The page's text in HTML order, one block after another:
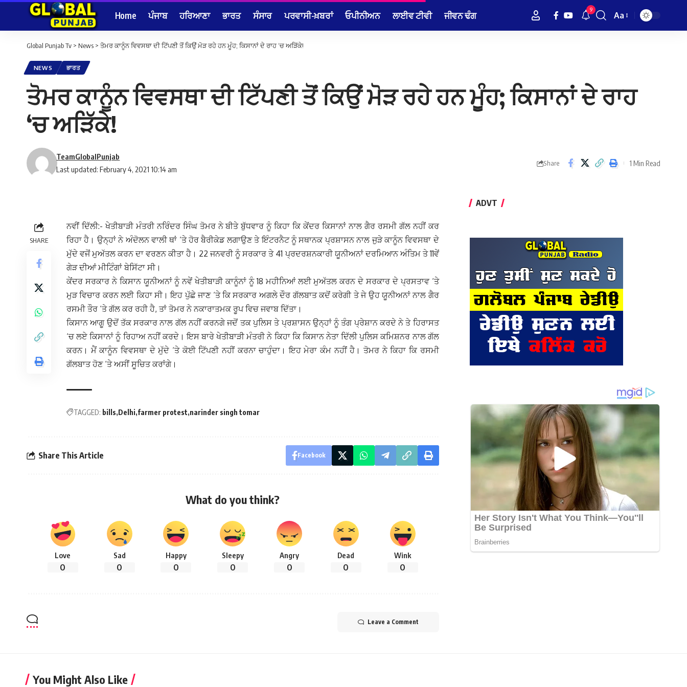
Home ਪੰਜਾਬ ਹਰਿਆਣਾ ਭਾਰਤ ਸੰਸਾਰ ਪਰਵਾਸੀ-ਖ਼ਬਰਾਂ ਓਪੀਨੀਅਨ ਲਾਈਵ ਟੀਵੀ ਜੀਵਨ ਢੰਗ 9
Font
Aa
Global Punjab Tv > News > ਤੋਮਰ ਕਾਨੂੰਨ ਵਿਵਸਥਾ ਦੀ ਟਿੱਪਣੀ ਤੋਂ ਕਿਉਂ ਮੋੜ ਰਹੇ ਹਨ ਮੂੰਹ; ਕਿਸਾਨਾਂ ਦੇ ਰਾਹ ‘ਚ ਅੜਿੱਕੇ!
NEWS ਭਾਰਤ
ਤੋਮਰ ਕਾਨੂੰਨ ਵਿਵਸਥਾ ਦੀ ਟਿੱਪਣੀ ਤੋਂ ਕਿਉਂ ਮੋੜ ਰਹੇ ਹਨ ਮੂੰਹ; ਕਿਸਾਨਾਂ ਦੇ ਰਾਹ
‘ਚ ਅੜਿੱਕੇ!
Last updated: February 4, 2021 10:14 am
TeamGlobalPunjab
Share 1 Min Read
SHARE
ਨਵੀਂ ਦਿੱਲੀ:- ਖੇਤੀਬਾੜੀ ਮੰਤਰੀ ਨਰਿੰਦਰ ਸਿੰਘ ਤੋਮਰ ਨੇ ਬੀਤੇ ਬੁੱਧਵਾਰ ਨੂੰ ਕਿਹਾ ਕਿ ਕੇਂਦਰ ਕਿਸਾਨਾਂ ਨਾਲ ਗੈਰ ਰਸਮੀ ਗੱਲ ਨਹੀਂ ਕਰ
ਰਿਹਾ ਹੈ। ਉਨ੍ਹਾਂ ਨੇ ਅੰਦੋਲਨ ਵਾਲੀ ਥਾਂ ‘ਤੇ ਹੋਰ ਬੈਰੀਕੇਡ ਲਗਾਉਣ ਤੇ ਇੰਟਰਨੈਟ ਨੂੰ ਸਥਾਨਕ ਪ੍ਰਸ਼ਾਸਨ ਨਾਲ ਜੁੜੇ ਕਾਨੂੰਨ ਵਿਵਸਥਾ ਦੇ
ਮੁੱਦੇ ਵਜੋਂ ਮੁਅੱਤਲ ਕਰਨ ਦਾ ਵਰਣਨ ਕੀਤਾ ਹੈ। 22 ਜਨਵਰੀ ਨੂੰ ਸਰਕਾਰ ਤੇ 41 ਪ੍ਰਦਰਸ਼ਨਕਾਰੀ ਯੂਨੀਅਨਾਂ ਦਰਮਿਆਨ ਅੰਤਿਮ ਤੇ 11ਵੇਂ
ਗੇੜ ਦੀਆਂ ਮੀਟਿੰਗਾਂ ਬੇਸਿੱਟਾ ਸੀ।
ਕੇਂਦਰ ਸਰਕਾਰ ਨੇ ਕਿਸਾਨ ਯੂਨੀਅਨਾਂ ਨੂੰ ਨਵੇਂ ਖੇਤੀਬਾੜੀ ਕਾਨੂੰਨਾਂ ਨੂੰ 18 ਮਹੀਨਿਆਂ ਲਈ ਮੁਅੱਤਲ ਕਰਨ ਦੇ ਸਰਕਾਰ ਦੇ ਪ੍ਰਸਤਾਵ ‘ਤੇ
ਮੁੜ ਵਿਚਾਰ ਕਰਨ ਲਈ ਕਿਹਾ ਸੀ। ਇਹ ਪੁੱਛੇ ਜਾਣ ‘ਤੇ ਕਿ ਸਰਕਾਰ ਅਗਲੇ ਦੌਰ ਗੱਲਬਾਤ ਕਦੋਂ ਕਰੇਗੀ ਤੇ ਜੇ ਉਹ ਯੂਨੀਅਨਾਂ ਨਾਲ ਗੈਰ
ਰਸਮੀ ਤੌਰ ‘ਤੇ ਗੱਲ ਕਰ ਰਹੀ ਹੈ, ਤਾਂ ਤੋਮਰ ਨੇ ਨਕਾਰਾਤਮਕ ਰੂਪ ਵਿਚ ਜਵਾਬ ਦਿੱਤਾ।
ਕਿਸਾਨ ਆਗੂ ਉਦੋਂ ਤੱਕ ਸਰਕਾਰ ਨਾਲ ਗੱਲ ਨਹੀਂ ਕਰਨਗੇ ਜਦੋਂ ਤਕ ਪੁਲਿਸ ਤੇ ਪ੍ਰਸ਼ਾਸਨ ਉਨ੍ਹਾਂ ਨੂੰ ਤੰਗ ਪ੍ਰੇਸ਼ਾਨ ਕਰਦੇ ਨੇ ਤੇ ਹਿਰਾਸਤ
‘ਚ ਲਏ ਕਿਸਾਨਾਂ ਨੂੰ ਰਿਹਾਅ ਨਹੀਂ ਕਰਦੇ। ਇਸ ਬਾਰੇ ਖੇਤੀਬਾੜੀ ਮੰਤਰੀ ਨੇ ਕਿਹਾ ਕਿ ਕਿਸਾਨ ਨੇਤਾ ਦਿੱਲੀ ਪੁਲਿਸ ਕਮਿਸ਼ਨਰ ਨਾਲ ਗੱਲ
ਕਰਨ। ਮੈਂ ਕਾਨੂੰਨ ਵਿਵਸਥਾ ਦੇ ਮੁੱਦੇ ‘ਤੇ ਕੋਈ ਟਿੱਪਣੀ ਨਹੀਂ ਕਰਨਾ ਚਾਹੁੰਦਾ। ਇਹ ਮੇਰਾ ਕੰਮ ਨਹੀਂ ਹੈ। ਤੋਮਰ ਨੇ ਕਿਹਾ ਕਿ ਰਸਮੀ
ਗੱਲਬਾਤ ਹੋਣ ‘ਤੇ ਅਸੀਂ ਸੂਚਿਤ ਕਰਾਂਗੇ।
TAGGED: bills Delhi farmer protest narinder singh tomar
Share This Article Facebook
What do you think?
Love
0
Sad
0
Happy
0
Sleepy
0
Angry
0
Dead
0
Wink
0
Leave a Comment
ADVT
You Might Also Like